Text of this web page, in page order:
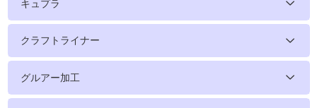
キュプラ
クラフトライナー
グルアー加工